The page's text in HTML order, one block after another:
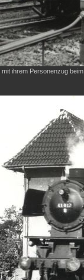
mit ihrem Personenzug